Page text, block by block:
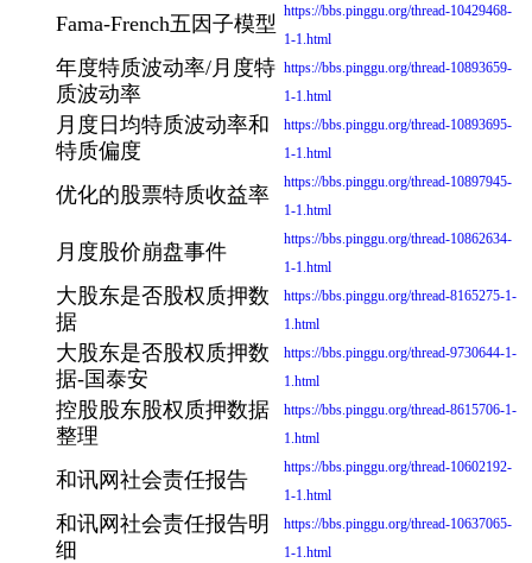
Fama-French五因子模型
https://bbs.pinggu.org/thread-10429468-
1-1.html
年度特质波动率/月度特
质波动率
https://bbs.pinggu.org/thread-10893659-
1-1.html
月度日均特质波动率和
特质偏度
https://bbs.pinggu.org/thread-10893695-
1-1.html
优化的股票特质收益率
https://bbs.pinggu.org/thread-10897945-
1-1.html
月度股价崩盘事件
https://bbs.pinggu.org/thread-10862634-
1-1.html
大股东是否股权质押数
据
https://bbs.pinggu.org/thread-8165275-1-
1.html
大股东是否股权质押数
据-国泰安
https://bbs.pinggu.org/thread-9730644-1-
1.html
控股股东股权质押数据
整理
https://bbs.pinggu.org/thread-8615706-1-
1.html
和讯网社会责任报告
https://bbs.pinggu.org/thread-10602192-
1-1.html
和讯网社会责任报告明
细
https://bbs.pinggu.org/thread-10637065-
1-1.html